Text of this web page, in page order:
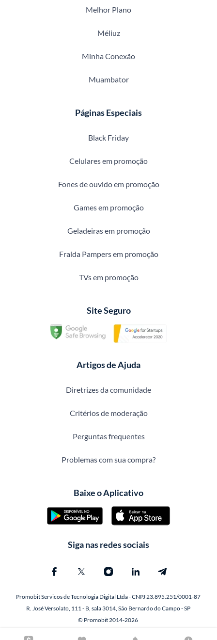
Melhor Plano
Méliuz
Minha Conexão
Muambator
Páginas Especiais
Black Friday
Celulares em promoção
Fones de ouvido em promoção
Games em promoção
Geladeiras em promoção
Fralda Pampers em promoção
TVs em promoção
Site Seguro
Artigos de Ajuda
Diretrizes da comunidade
Critérios de moderação
Perguntas frequentes
Problemas com sua compra?
Baixe o Aplicativo
Siga nas redes sociais
Promobit Servicos de Tecnologia Digital Ltda - CNPJ 23.895.251/0001-87
R. José Versolato, 111 - B, sala 3014, São Bernardo do Campo - SP
© Promobit 2014-2026